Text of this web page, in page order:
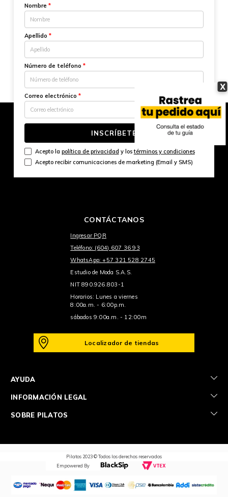
X
Nombre *
Apellido *
Número de teléfono *
Correo electrónico *
INSCRÍBETE
Acepto la política de privacidad y lostérminos y condiciones
Acepto recibir comunicaciones de marketing (Email y SMS)
CONTÁCTANOS
Ingresar PQR
Teléfono: (604) 607 36 93
WhatsApp: +57 321 528 2745
Estudio de Moda S.A.S.
NIT 890.926.803-1
Horarios: Lunes a viernes
8:00a.m. - 6:00p.m.
sábados 9:00a.m. - 12:00m
Localizador de tiendas
AYUDA +
INFORMACIÓN LEGAL +
SOBRE PILATOS +
Pilatos 2023 © Todos los derechos reservados
Empowered By